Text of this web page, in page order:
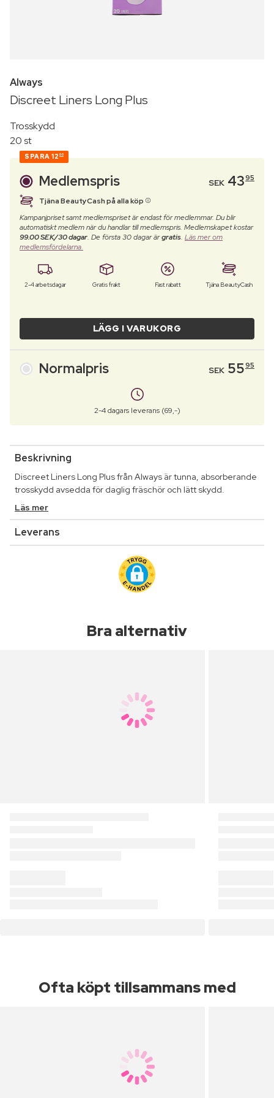
Always
Discreet Liners Long Plus
Trosskydd
20 st
SPARA 12 00
Medlemspris SEK 4395
Tjäna BeautyCash på alla köp
Kampanjpriset samt medlemspriset är endast för medlemmar. Du blir
automatiskt medlem när du handlar till medlemspris. Medlemskapet kostar
99.00 SEK/30 dagar. De första 30 dagar ärgratis. Läs mer om
medlemsfördelarna.
2-4 arbetsdagar Gratis frakt Fast rabatt Tjäna BeautyCash
LÄGG I VARUKORG
Normalpris SEK 5595
2-4 dagars leverans (69,-)
Beskrivning
Discreet Liners Long Plus från Always är tunna, absorberande
trosskydd avsedda för daglig fräschör och lätt skydd.
Läs mer
Leverans
Bra alternativ
Ofta köpt tillsammans med